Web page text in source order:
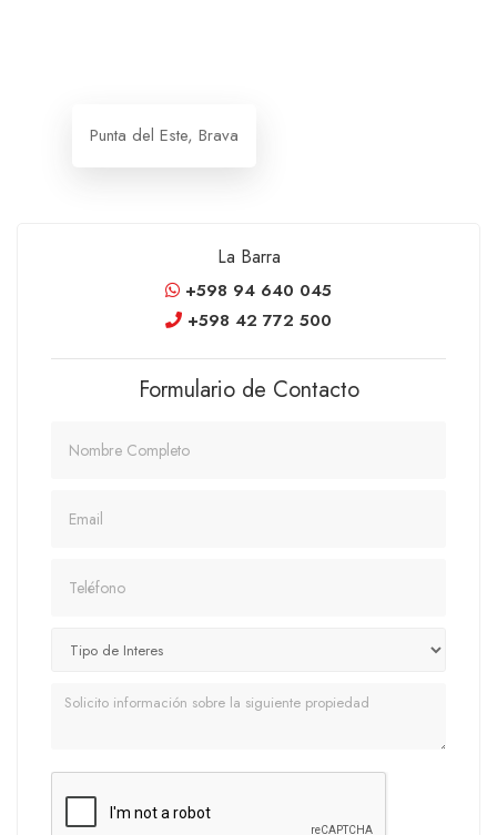
Punta del Este, Brava
La Barra
+598 94 640 045
+598 42 772 500
Formulario de Contacto
Mensaje